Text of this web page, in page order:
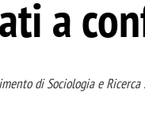
a
di Sociologia e Ricerca